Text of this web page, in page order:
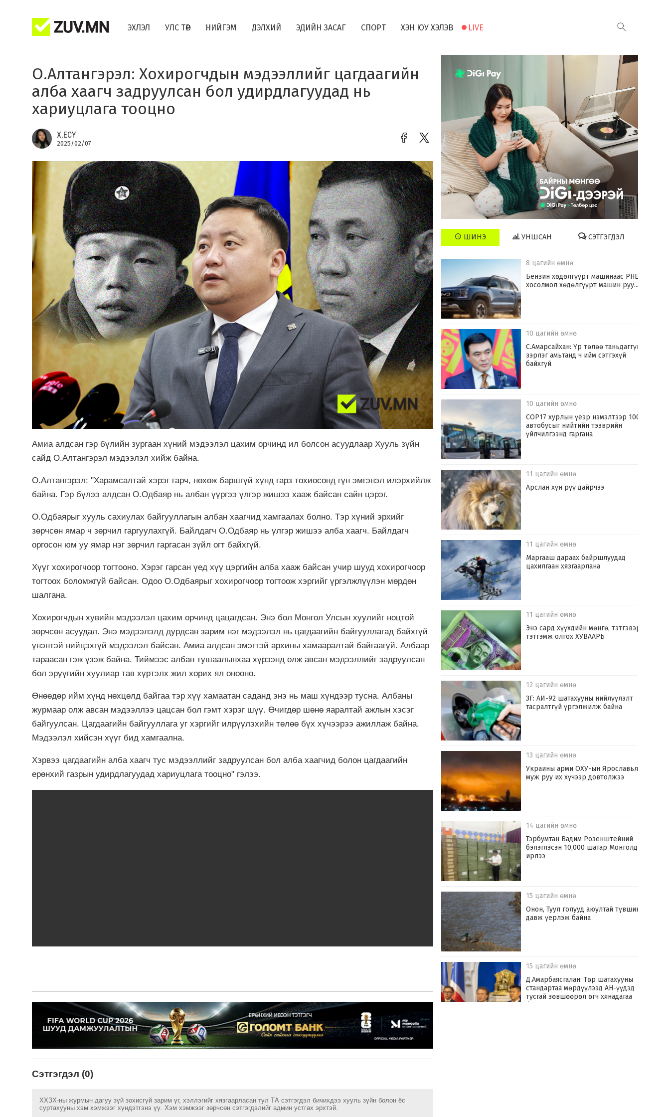
ЭХЛЭЛ УЛС ТӨР НИЙГЭМ ДЭЛХИЙ ЭДИЙН ЗАСАГ СПОРТ ХЭН ЮУ ХЭЛЭВ LIVE
​О.Алтангэрэл: Хохирогчдын мэдээллийг цагдаагийн
алба хаагч задруулсан бол удирдлагуудад нь
хариуцлага тооцно
Х.ЕСҮ
2025/02/07
Амиа алдсан гэр бүлийн зургаан хүний мэдээлэл цахим орчинд ил болсон асуудлаар Хууль зүйн
сайд О.Алтангэрэл мэдээлэл хийж байна.
О.Алтангэрэл: "Харамсалтай хэрэг гарч, нөхөж баршгүй хүнд гарз тохиосонд гүн эмгэнэл илэрхийлж
байна. Гэр бүлээ алдсан О.Одбаяр нь албан үүргээ үлгэр жишээ хааж байсан сайн цэрэг.
О.Одбаярыг хууль сахиулах байгууллагын албан хаагчид хамгаалах болно. Тэр хүний эрхийг
зөрчсөн ямар ч зөрчил гаргуулахгүй. Байлдагч О.Одбаяр нь үлгэр жишээ алба хаагч. Байлдагч
оргосон юм уу ямар нэг зөрчил гаргасан зүйл огт байхгүй.
Хүүг хохирогчоор тогтооно. Хэрэг гарсан үед хүү цэргийн алба хааж байсан учир шууд хохирогчоор
тогтоох боломжгүй байсан. Одоо О.Одбаярыг хохирогчоор тогтоож хэргийг үргэлжлүүлэн мөрдөн
шалгана.
Хохирогчдын хувийн мэдээлэл цахим орчинд цацагдсан. Энэ бол Монгол Улсын хуулийг ноцтой
зөрчсөн асуудал. Энэ мэдээлэлд дурдсан зарим нэг мэдээлэл нь цагдаагийн байгууллагад байхгүй
үнэнтэй нийцэхгүй мэдээлэл байсан. Амиа алдсан эмэгтэй архины хамааралтай байгаагүй. Албаар
тараасан гэж үзэж байна. Тиймээс албан тушаалынхаа хүрээнд олж авсан мэдээллийг задруулсан
бол эрүүгийн хуулиар тав хүртэлх жил хорих ял онооно.
Өнөөдөр ийм хүнд нөхцөлд байгаа тэр хүү хамаатан саданд энэ нь маш хүндээр тусна. Албаны
журмаар олж авсан мэдээллээ цацсан бол гэмт хэрэг шүү. Өчигдөр шөнө яаралтай ажлын хэсэг
байгуулсан. Цагдаагийн байгууллага уг хэргийг илрүүлэхийн төлөө бүх хүчээрээ ажиллаж байна.
Мэдээлэл хийсэн хүүг бид хамгаална.
Хэрвээ цагдаагийн алба хаагч тус мэдээллийг задруулсан бол алба хаагчид болон цагдаагийн
ерөнхий газрын удирдлагуудад хариуцлага тооцно" гэлээ.
Сэтгэгдэл (0)
ХХЗХ-ны журмын дагуу зүй зохисгүй зарим үг, хэллэгийг хязгаарласан тул ТА сэтгэгдэл бичихдээ хууль зүйн болон ёс
суртахууны хэм хэмжээг хүндэтгэнэ үү. Хэм хэмжээг зөрчсөн сэтгэгдэлийг админ устгах эрхтэй.
ШИНЭ УНШСАН СЭТГЭГДЭЛ
8 цагийн өмнө
​Бензин хөдөлгүүрт машинаас PHEV
хосолмол хөдөлгүүрт машин руу...
10 цагийн өмнө
С.Амарсайхан: Үр төлөө таньдаггүй
зэрлэг амьтанд ч ийм сэтгэхүй
байхгүй
10 цагийн өмнө
COP17 хурлын үеэр нэмэлтээр 100
автобусыг нийтийн тээврийн
үйлчилгээнд гаргана
11 цагийн өмнө
Арслан хүн рүү дайрчээ
11 цагийн өмнө
Маргааш дараах байршлуудад
цахилгаан хязгаарлана
11 цагийн өмнө
Энэ сард хүүхдийн мөнгө, тэтгэвэр,
тэтгэмж олгох ХУВААРЬ
12 цагийн өмнө
ЗГ: АИ-92 шатахууны нийлүүлэлт
тасралтгүй үргэлжилж байна
13 цагийн өмнө
Украины арми ОХУ-ын Ярославьл
муж руу их хүчээр довтолжээ
14 цагийн өмнө
Тэрбумтан Вадим Розенштейний
бэлэглэсэн 10,000 шатар Монголд
ирлээ
15 цагийн өмнө
Онон, Туул голууд аюултай түвшинг
давж үерлэж байна
15 цагийн өмнө
Д.Амарбаясгалан: Төр шатахууны
стандартаа мөрдүүлээд АН-үүдэд
тусгай зөвшөөрөл өгч хянадагаа